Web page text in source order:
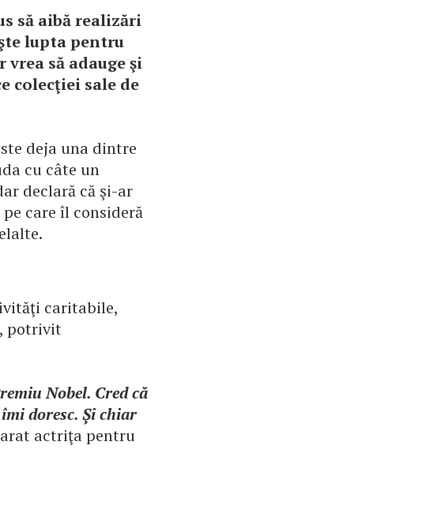
să aibă realizări
lupta pentru
să adauge şi
colecţiei sale de
deja una dintre
cu câte un
declară că şi-ar
care îl consideră
caritabile,
potrivit
Nobel. Cred că
doresc. Şi chiar
actriţa pentru